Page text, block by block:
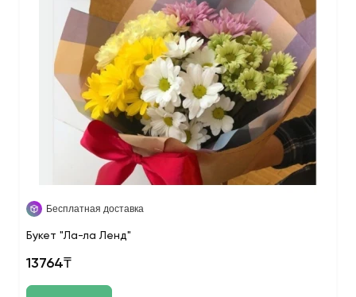
Бесплатная доставка
Букет "Ла-ла Ленд"
13764₸